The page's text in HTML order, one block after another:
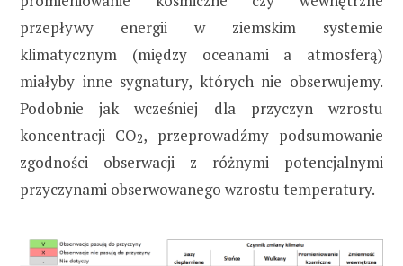
przepływy energii w ziemskim systemie
klimatycznym (między oceanami a atmosferą)
miałyby inne sygnatury, których nie obserwujemy.
Podobnie jak wcześniej dla przyczyn wzrostu
koncentracji CO2, przeprowadźmy podsumowanie
zgodności obserwacji z różnymi potencjalnymi
przyczynami obserwowanego wzrostu temperatury.